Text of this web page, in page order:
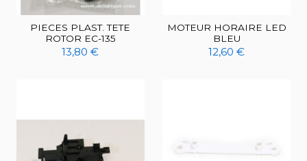
PIECES PLAST. TETE
ROTOR EC-135
13,80 €
MOTEUR HORAIRE LED
BLEU
12,60 €